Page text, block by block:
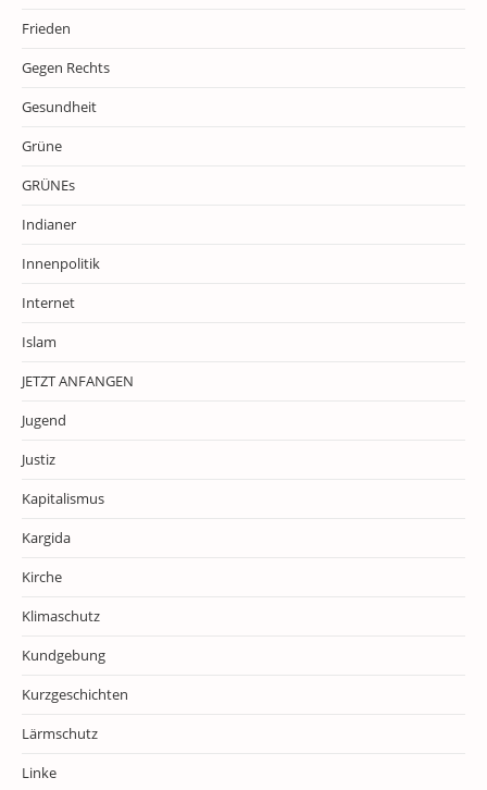
Frieden
Gegen Rechts
Gesundheit
Grüne
GRÜNEs
Indianer
Innenpolitik
Internet
Islam
JETZT ANFANGEN
Jugend
Justiz
Kapitalismus
Kargida
Kirche
Klimaschutz
Kundgebung
Kurzgeschichten
Lärmschutz
Linke